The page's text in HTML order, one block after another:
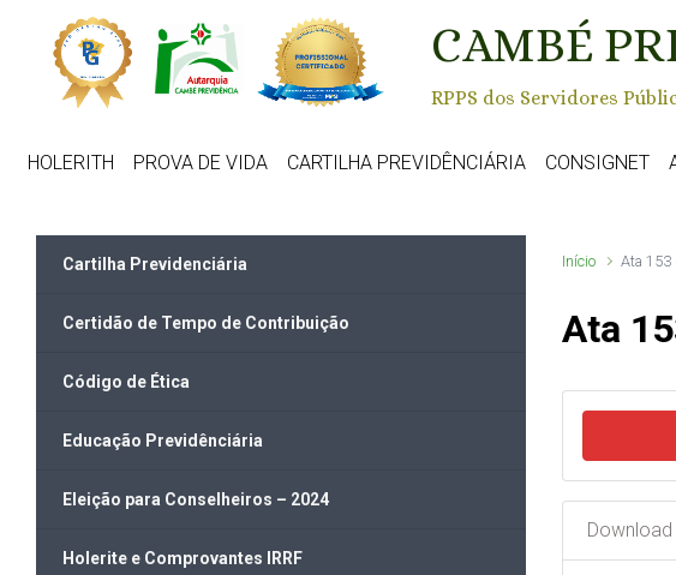
Skip to main content
CAMBÉ
RPPS dos Servidores
HOLERITH PROVA DE VIDA CARTILHA PREVIDÊNCIÁRIA CONSIGNET
Início Ata
Ata
Download
Cartilha Previdenciária
Certidão de Tempo de Contribuição
Código de Ética
Educação Previdênciária
Eleição para Conselheiros – 2024
Holerite e Comprovantes IRRF